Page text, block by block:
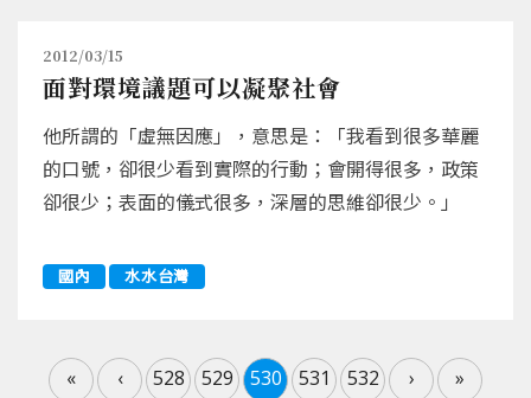
2012/03/15
面對環境議題可以凝聚社會
他所謂的「虛無因應」，意思是：「我看到很多華麗
的口號，卻很少看到實際的行動；會開得很多，政策
卻很少；表面的儀式很多，深層的思維卻很少。」
國內 水水台灣
« ‹ 528 529 530 531 532 › »